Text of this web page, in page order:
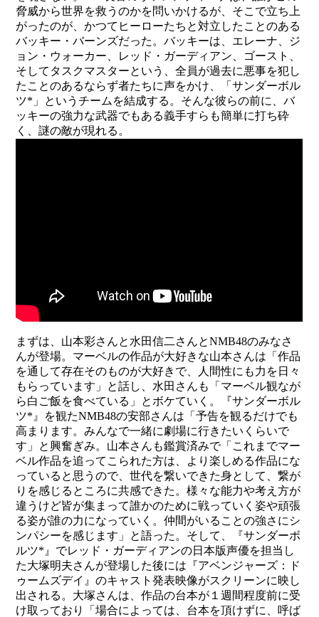
脅威から世界を救うのかを問いかけるが、そこで立ち上
がったのが、かつてヒーローたちと対立したことのある
バッキー・バーンズだった。バッキーは、エレーナ、ジ
ョン・ウォーカー、レッド・ガーディアン、ゴースト、
そしてタスクマスターという、全員が過去に悪事を犯し
たことのあるならず者たちに声をかけ、「サンダーボル
ツ*」というチームを結成する。そんな彼らの前に、バ
ッキーの強力な武器でもある義手すらも簡単に打ち砕
く、謎の敵が現れる。
まずは、山本彩さんと水田信二さんとNMB48のみなさ
んが登場。マーベルの作品が大好きな山本さんは「作品
を通して存在そのものが大好きで、人間性にも力を日々
もらっています」と話し、水田さんも「マーベル観なが
ら白ご飯を食べている」とボケていく。『サンダーボル
ツ*』を観たNMB48の安部さんは「予告を観るだけでも
高まります。みんなで一緒に劇場に行きたいくらいで
す」と興奮ぎみ。山本さんも鑑賞済みで「これまでマー
ベル作品を追ってこられた方は、より楽しめる作品にな
っていると思うので、世代を繋いできた身として、繋が
りを感じるところに共感できた。様々な能力や考え方が
違うけど皆が集まって誰かのために戦っていく姿や頑張
る姿が誰の力になっていく。仲間がいることの強さにシ
ンパシーを感じます」と語った。そして、『サンダーボ
ルツ*』でレッド・ガーディアンの日本版声優を担当し
た大塚明夫さんが登場した後には『アベンジャーズ：ド
ゥームズデイ』のキャスト発表映像がスクリーンに映し
出される。大塚さんは、作品の台本が１週間程度前に受
け取っており「場合によっては、台本を頂けずに、呼ば